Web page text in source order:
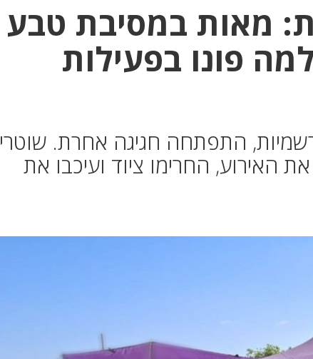
מאות במסיבת טבע
פונו בפעילות
התפתחה חגיגה אחרת. שוטרי
האירוע, החרימו ציוד ועיכבו את